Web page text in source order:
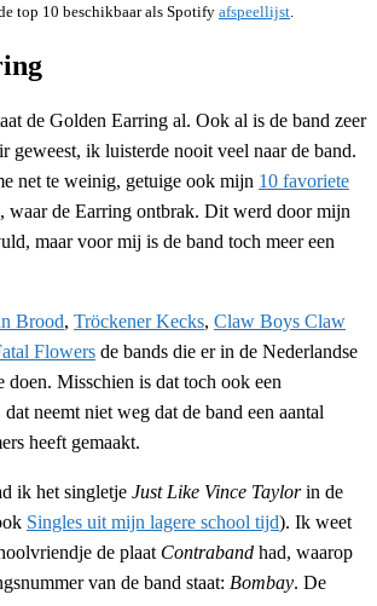
top 10 beschikbaar als Spotify afspeellijst
de Golden Earring al. Ook al is de band zeer
geweest, ik luisterde nooit veel naar de band.
net te weinig, getuige ook mijn 10 favoriete
, waar de Earring ontbrak. Dit werd door mijn
maar voor mij is de band toch meer een
Brood, Tröckener Kecks, Claw Boys Claw
Flowers de bands die er in de Nederlandse
doen. Misschien is dat toch ook een
neemt niet weg dat de band een aantal
heeft gemaakt.
ik het singletje Just Like Vince Taylorin de
Singles uit mijn lagere school tijd). Ik weet
de plaat Contraband had, waarop
van de band staat: Bombay. De